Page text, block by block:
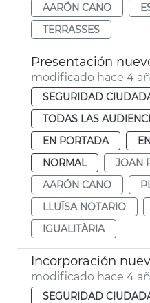
AARÓN CANO
TERRASSES
Presentación
modificado hace 4
SEGURIDAD
TODAS LAS
EN PORTADA
NORMAL
JOAN
AARÓN CANO
LLUÏSA NOTARIO
IGUALITÀRIA
modificado hace 4
SEGURIDAD